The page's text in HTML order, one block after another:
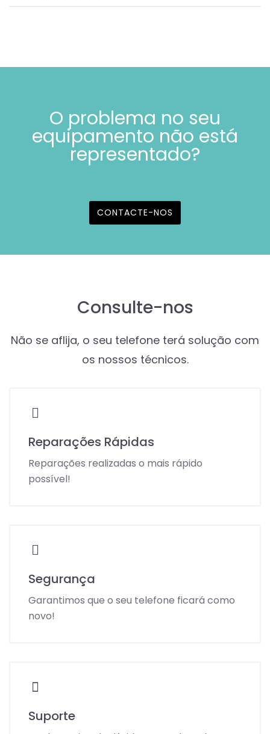
O problema no seu
equipamento não está
representado?
CONTACTE-NOS
Consulte-nos
Não se aflija, o seu telefone terá solução com
os nossos técnicos.
Reparações Rápidas
Reparações realizadas o mais rápido
possível!
Segurança
Garantimos que o seu telefone ficará como
novo!
Suporte